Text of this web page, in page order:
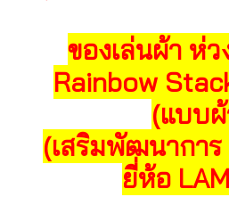
ของเล่นผ้า ห่ว
Rainbow
(แบบ
(เสริมพัฒนาการ
ยี่ห้อ